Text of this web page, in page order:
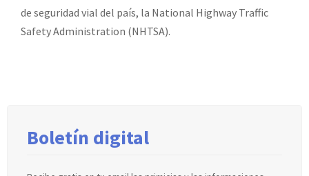
de seguridad vial del país, la National Highway Traffic
Safety Administration (NHTSA).
Boletín digital